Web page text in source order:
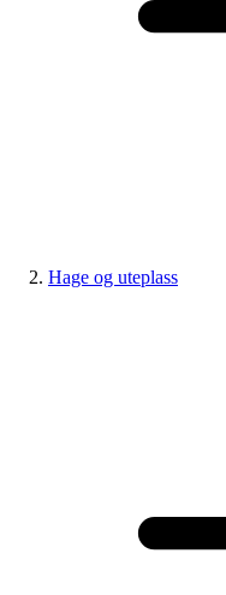
Hage og uteplass